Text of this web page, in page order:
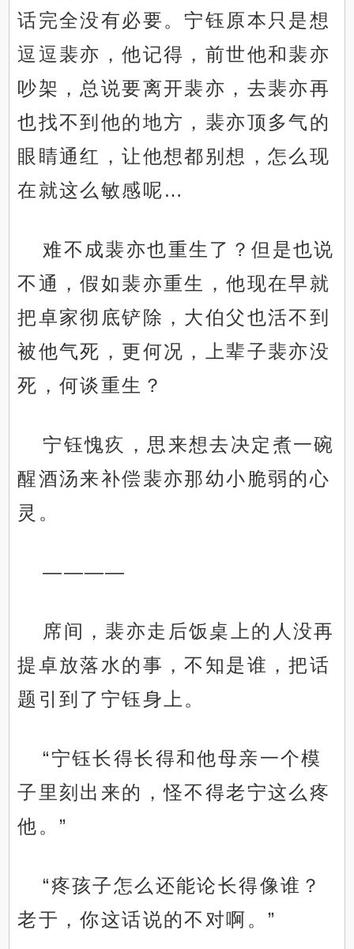
话完全没有必要。宁钰原本只是想
逗逗裴亦，他记得，前世他和裴亦
吵架，总说要离开裴亦，去裴亦再
也找不到他的地方，裴亦顶多气的
眼睛通红，让他想都别想，怎么现
在就这么敏感呢…
难不成裴亦也重生了？但是也说
不通，假如裴亦重生，他现在早就
把卓家彻底铲除，大伯父也活不到
被他气死，更何况，上辈子裴亦没
死，何谈重生？
宁钰愧疚，思来想去决定煮一碗
醒酒汤来补偿裴亦那幼小脆弱的心
灵。
————
席间，裴亦走后饭桌上的人没再
提卓放落水的事，不知是谁，把话
题引到了宁钰身上。
“宁钰长得长得和他母亲一个模
子里刻出来的，怪不得老宁这么疼
他。”
“疼孩子怎么还能论长得像谁？
老于，你这话说的不对啊。”